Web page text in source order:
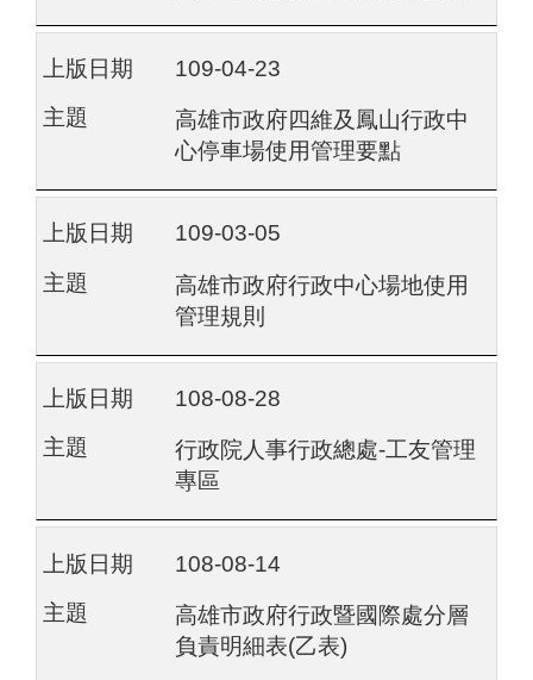
109-04-23
高雄市政府四維及鳳山行政中
心停車場使用管理要點
109-03-05
高雄市政府行政中心場地使用
管理規則
108-08-28
行政院人事行政總處-工友管理
專區
108-08-14
高雄市政府行政暨國際處分層
負責明細表(乙表)